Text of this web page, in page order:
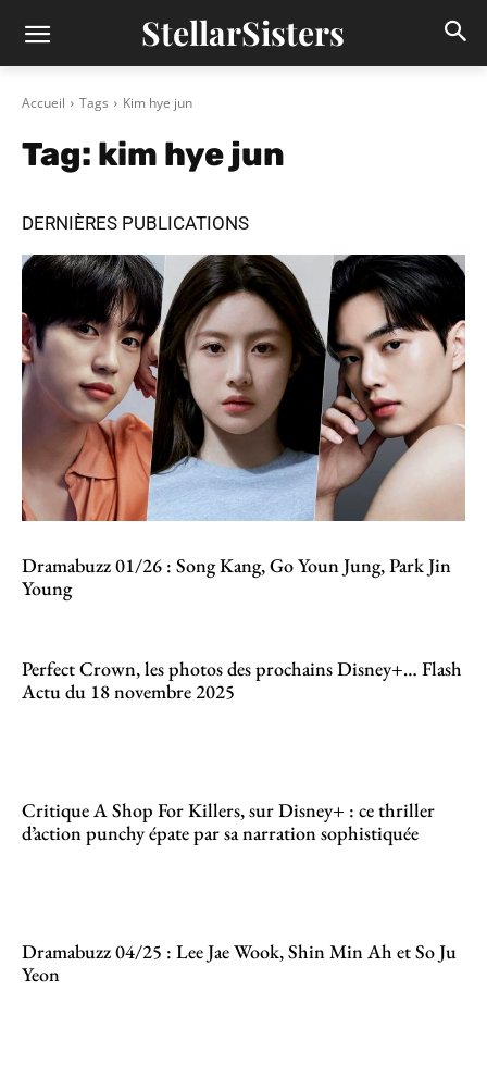
StellarSisters
Accueil Tags Kim hye jun
Tag: kim hye jun
DERNIÈRES PUBLICATIONS
Dramabuzz 01/26 : Song Kang, Go Youn Jung, Park Jin
Young
Perfect Crown, les photos des prochains Disney+… Flash
Actu du 18 novembre 2025
Critique A Shop For Killers, sur Disney+ : ce thriller
d’action punchy épate par sa narration sophistiquée
Dramabuzz 04/25 : Lee Jae Wook, Shin Min Ah et So Ju
Yeon